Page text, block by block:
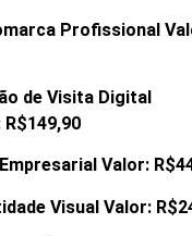
Profissional
de Visita Digital
Valor:
Visual Valor: